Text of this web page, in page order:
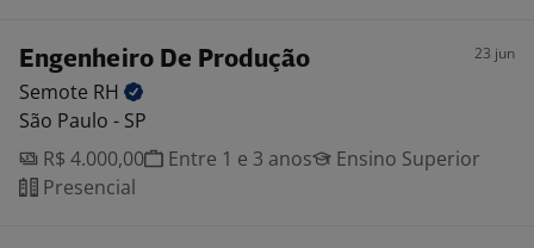
Engenheiro De Produção 23 jun
Semote RH
São Paulo - SP
R$ 4.000,00
Entre 1 e 3 anos
Ensino Superior
Presencial